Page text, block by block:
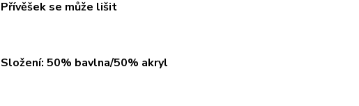
Přívěšek se může lišit
Složení: 50% bavlna/50% akryl